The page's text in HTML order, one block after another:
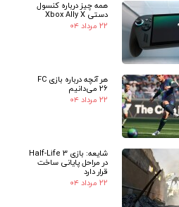
همه چیز درباره کنسول
دستی Xbox Ally X
۲۲ مرداد ۰۴
هر آنچه درباره بازی FC
26 می‌دانیم
۲۲ مرداد ۰۴
شایعه: بازی Half-Life 3
در مراحل پایانی ساخت
قرار دارد
۲۲ مرداد ۰۴